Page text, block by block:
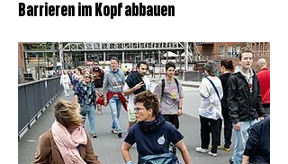
Barrieren im Kopf abbauen